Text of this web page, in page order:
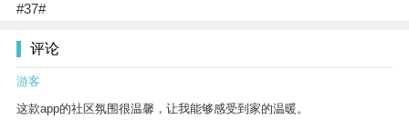
#37#
评论
游客
这款app的社区氛围很温馨，让我能够感受到家的温暖。